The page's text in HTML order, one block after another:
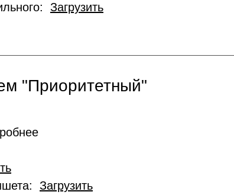
Загрузить
"Приоритетный"
Загрузить